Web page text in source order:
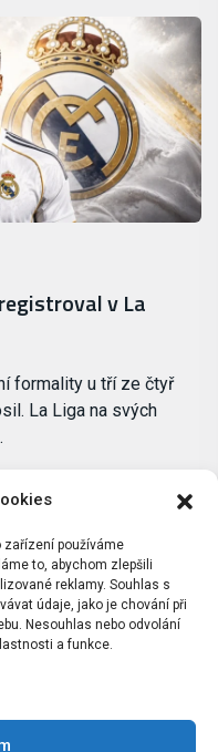
zařízení používáme
to, abychom zlepšili
reklamy. Souhlas s
údaje, jako je chování při
Nesouhlas nebo odvolání
a funkce.
v La
formality u tří ze čtyř
La Liga na svých